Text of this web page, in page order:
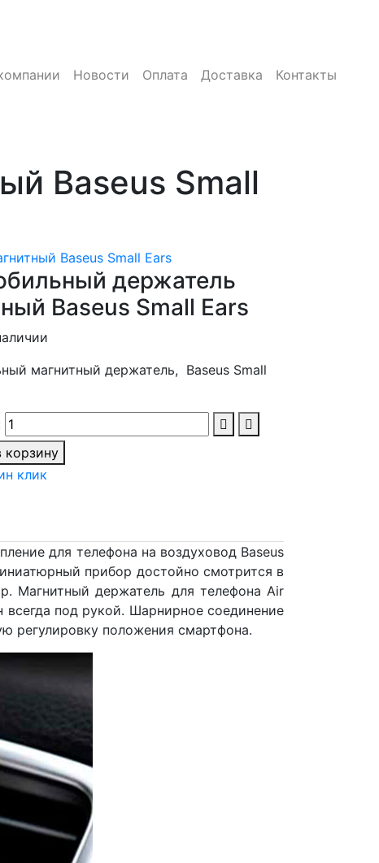
Новости Оплата Доставка
Контакты
Baseus Small
Baseus Small Ears
держатель
Baseus Small Ears
магнитный держатель, Baseus Small
корзину
клик
для телефона на воздуховод Baseus
прибор достойно смотрится в
Магнитный держатель для телефона Air
всегда под рукой. Шарнирное соединение
регулировку положения смартфона.